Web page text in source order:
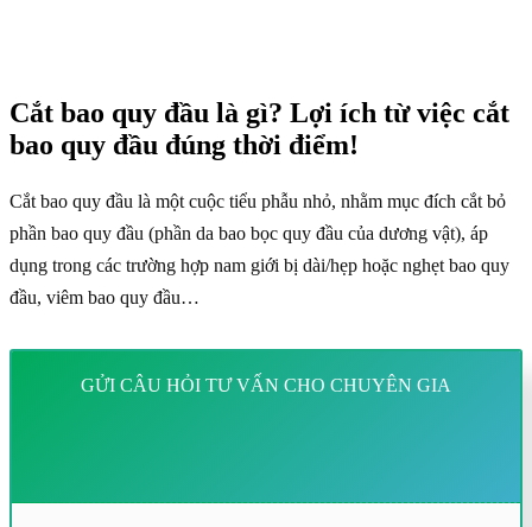
Cắt bao quy đầu là gì? Lợi ích từ việc cắt
bao quy đầu đúng thời điểm!
Cắt bao quy đầu là một cuộc tiểu phẫu nhỏ, nhằm mục đích cắt bỏ
phần bao quy đầu (phần da bao bọc quy đầu của dương vật), áp
dụng trong các trường hợp nam giới bị dài/hẹp hoặc nghẹt bao quy
đầu, viêm bao quy đầu…
GỬI CÂU HỎI TƯ VẤN CHO CHUYÊN GIA